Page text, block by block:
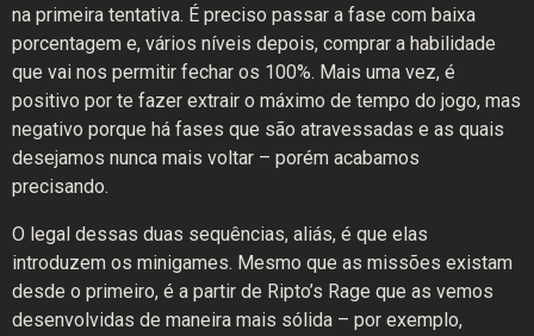
na primeira tentativa. É preciso passar a fase com baixa
porcentagem e, vários níveis depois, comprar a habilidade
que vai nos permitir fechar os 100%. Mais uma vez, é
positivo por te fazer extrair o máximo de tempo do jogo, mas
negativo porque há fases que são atravessadas e as quais
desejamos nunca mais voltar – porém acabamos
precisando.
O legal dessas duas sequências, aliás, é que elas
introduzem os minigames. Mesmo que as missões existam
desde o primeiro, é a partir de Ripto’s Rage que as vemos
desenvolvidas de maneira mais sólida – por exemplo,